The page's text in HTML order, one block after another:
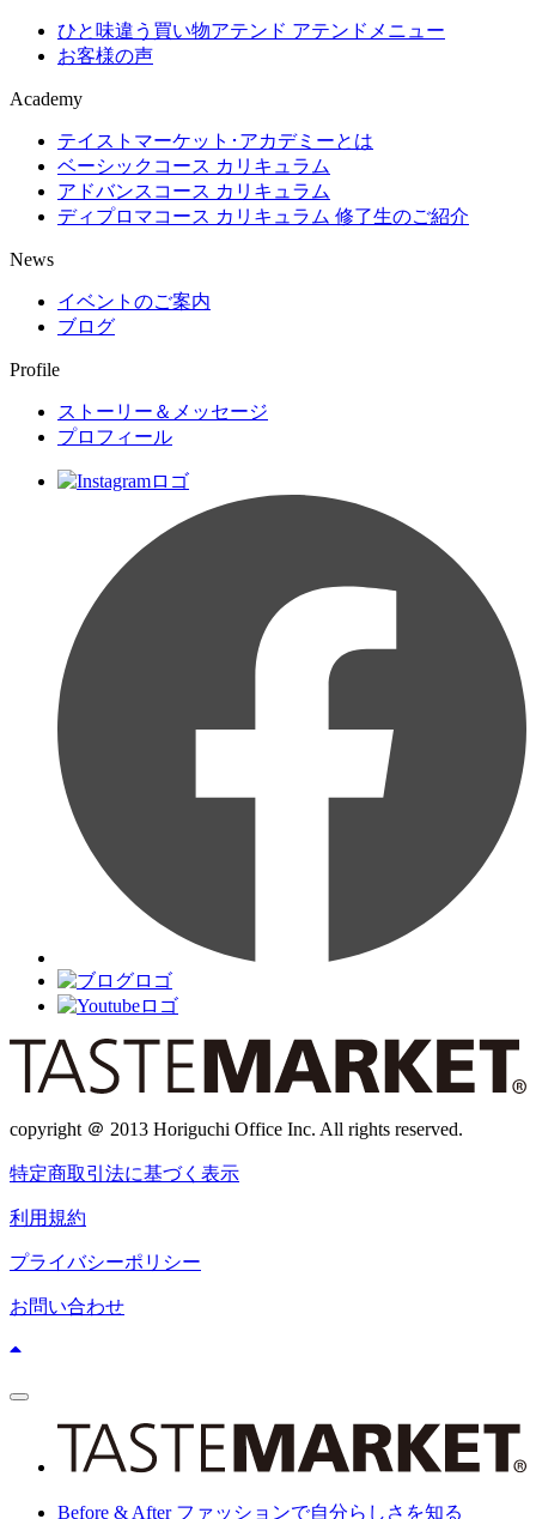
ひと味違う買い物アテンド アテンドメニュー
お客様の声
Academy
テイストマーケット･アカデミーとは
ベーシックコース カリキュラム
アドバンスコース カリキュラム
ディプロマコース カリキュラム 修了生のご紹介
News
イベントのご案内
ブログ
Profile
ストーリー＆メッセージ
プロフィール
copyright ＠ 2013 Horiguchi Office Inc. All rights reserved.
特定商取引法に基づく表示
利用規約
プライバシーポリシー
お問い合わせ
ス
Before & After ファッションで自分らしさを知る